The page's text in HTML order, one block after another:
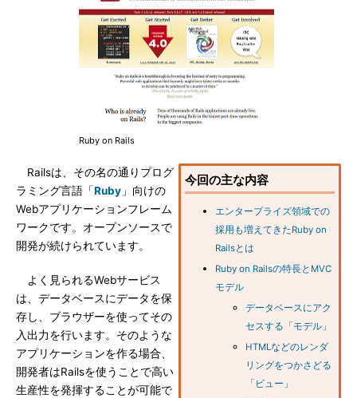
Ruby on Rails
今回の主な内容
エンタープライズ領域での
採用も増えてきたRuby on
Railsとは
Ruby on Railsの特長とMVC
モデル
データベースにアク
セスする「モデル」
HTMLなどのレンダ
リングをつかさどる
「ビュー」
Railsは、その名の通りプログ
ラミング言語「Ruby 」向けの
Webアプリケーションフレーム
ワークです。オープンソースで
開発が続けられています。
よく見られるWebサービス
は、データベースにデータを保
存し、ブラウザーを使ってその
入出力を行います。そのような
アプリケーションを作る場合、
開発者はRailsを使うことで高い
生産性を発揮することが可能で